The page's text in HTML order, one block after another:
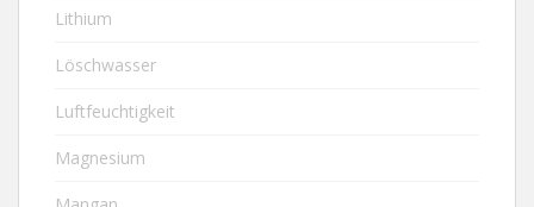
Lithium
Löschwasser
Luftfeuchtigkeit
Magnesium